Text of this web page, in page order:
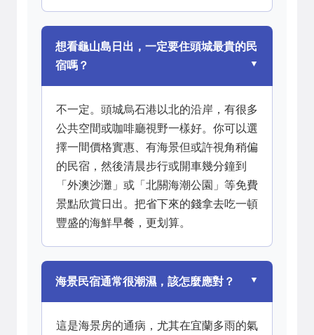
想看龜山島日出，一定要住頭城最貴的民
宿嗎？
不一定。頭城烏石港以北的沿岸，有很多
公共空間或咖啡廳視野一樣好。你可以選
擇一間價格實惠、有海景但或許視角稍偏
的民宿，然後清晨步行或開車幾分鐘到
「外澳沙灘」或「北關海潮公園」等免費
景點欣賞日出。把省下來的錢拿去吃一頓
豐盛的海鮮早餐，更划算。
海景民宿通常很潮濕，該怎麼應對？
這是海景房的通病，尤其在宜蘭多雨的氣